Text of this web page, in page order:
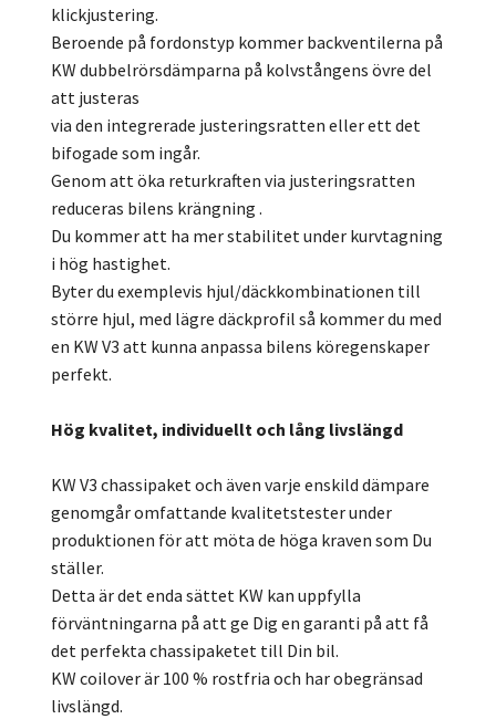
klickjustering.
Beroende på fordonstyp kommer backventilerna på
KW dubbelrörsdämparna på kolvstångens övre del
att justeras
via den integrerade justeringsratten eller ett det
bifogade som ingår.
Genom att öka returkraften via justeringsratten
reduceras bilens krängning .
Du kommer att ha mer stabilitet under kurvtagning
i hög hastighet.
Byter du exemplevis hjul/däckkombinationen till
större hjul, med lägre däckprofil så kommer du med
en KW V3 att kunna anpassa bilens köregenskaper
perfekt.
Hög kvalitet, individuellt och lång livslängd
KW V3 chassipaket och även varje enskild dämpare
genomgår omfattande kvalitetstester under
produktionen för att möta de höga kraven som Du
ställer.
Detta är det enda sättet KW kan uppfylla
förväntningarna på att ge Dig en garanti på att få
det perfekta chassipaketet till Din bil.
KW coilover är 100 % rostfria och har obegränsad
livslängd.